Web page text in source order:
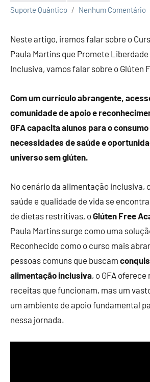
Suporte Quântico
Nenhum Comentário
Neste artigo, iremos falar sobre o
Paula Martins que Promete
Inclusiva, vamos falar sobre o Glúten
Com um currículo abrangente,
comunidade de apoio e
GFA capacita alunos para o
necessidades de saúde e
universo sem glúten.
No cenário da alimentação inclusiva,
saúde e qualidade de vida se
de dietas restritivas, oGlúten Free
Paula Martins surge como uma
Reconhecido como o curso mais
pessoas comuns que buscam
alimentação inclusiva, o GFA oferece
receitas que funcionam, mas um
um ambiente de apoio fundamental
nessa jornada.